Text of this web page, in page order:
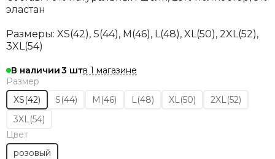
эластан
Размеры: XS(42), S(44), М(46), L(48), XL(50), 2XL(52),
3XL(54)
В наличии3
в 1 магазине
Размер
XS(42)
S(44) M(46) L(48) XL(50)
2XL(52)
3XL(54)
Цвет
розовый